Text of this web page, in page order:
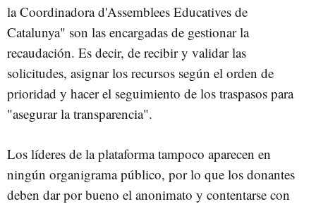
la Coordinadora d'Assemblees Educatives de
Catalunya" son las encargadas de gestionar la
recaudación. Es decir, de recibir y validar las
solicitudes, asignar los recursos según el orden de
prioridad y hacer el seguimiento de los traspasos para
"asegurar la transparencia".
Los líderes de la plataforma tampoco aparecen en
ningún organigrama público, por lo que los donantes
deben dar por bueno el anonimato y contentarse con